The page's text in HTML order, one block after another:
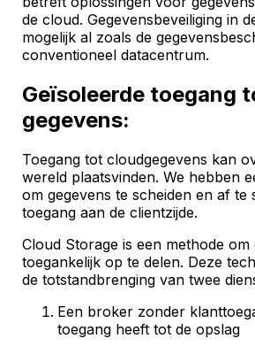
de cloud. Gegevensbeveiliging in
mogelijk al zoals de
conventioneel datacentrum.
Geïsoleerde toegang
gegevens:
Toegang tot cloudgegevens kan
wereld plaatsvinden. We hebben
om gegevens te scheiden en af te
toegang aan de clientzijde.
Cloud Storage is een methode
toegankelijk op te delen. Deze
de totstandbrenging van twee
Een broker zonder
toegang heeft tot de opslag